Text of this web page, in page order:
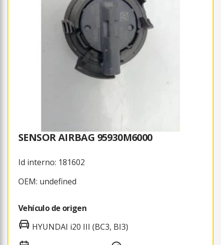
SENSOR AIRBAG 95930M6000
Id interno: 181602
OEM: undefined
Vehículo de origen
HYUNDAI i20 III (BC3, BI3)